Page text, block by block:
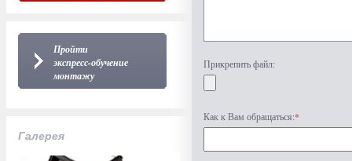
Пройти
экспресс-обучение
монтажу
Галерея
Прикрепить файл:
Как к Вам обращаться:*